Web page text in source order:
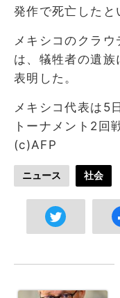
発作で死亡したと
メキシコのクラ
は、犠牲者の遺
表明した。
メキシコ代表は5
トーナメント2回
(c)AFP
ニュース 社会